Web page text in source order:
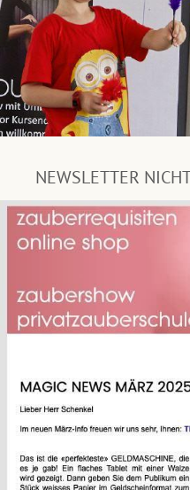
NEWSLETTER